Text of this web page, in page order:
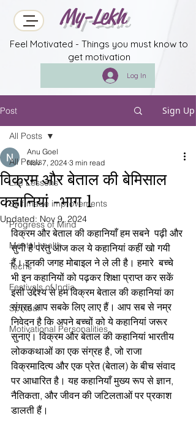
My-Lekh
Feel Motivated - Things you must know to
get motivation
Log In
Post Sign Up
All Posts
Life Lessons
Self made improvements
Progress of Mind
Mental health
Techs
Festivals of India
Spritual
Motivational Personalities
All Posts
विक्रम और बेताल की बेमिसाल
कहानियां -भाग 1
Anu Goel
Nov 7, 2024 3 min read
Updated: Nov 9, 2024
विक्रम और बेताल की कहानियाँ हम सबने  पढ़ी और
सुनी है परंतु आज कल ये कहानियां कहीं खो गयी
हैं। इनकी जगह मोबाइल ने ले ली है। हमारे  बच्चे
भी इन कहानियों को पढ़कर शिक्षा प्राप्त कर सकें
इसी उद्देश्य से हम विक्रम बेताल की कहानियां का
संग्रह आप सबके लिए लाए हैं। आप सब से नम्र
निवेदन है कि अपने बच्चों को ये कहानियां जरूर
सुनाएं। विक्रम और बेताल की कहानियां भारतीय
लोककथाओं का एक संग्रह है, जो राजा
विक्रमादित्य और एक प्रेत (बेताल) के बीच संवाद
पर आधारित है। यह कहानियाँ मुख्य रूप से ज्ञान,
नैतिकता, और जीवन की जटिलताओं पर प्रकाश
डालती हैं।